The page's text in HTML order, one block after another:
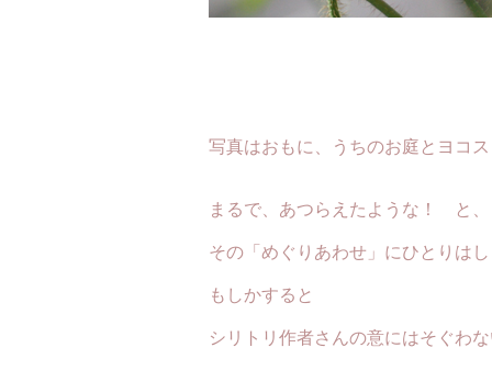
写真はおもに、うちのお庭とヨコ
まるで、あつらえたような！ と、
その「めぐりあわせ」にひとりは
もしかすると
シリトリ作者さんの意にはそぐわ